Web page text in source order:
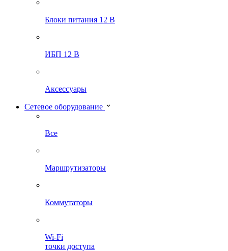
Блоки питания 12 В
ИБП 12 В
Аксессуары
Сетевое оборудование
Все
Маршрутизаторы
Коммутаторы
Wi-Fi
точки доступа